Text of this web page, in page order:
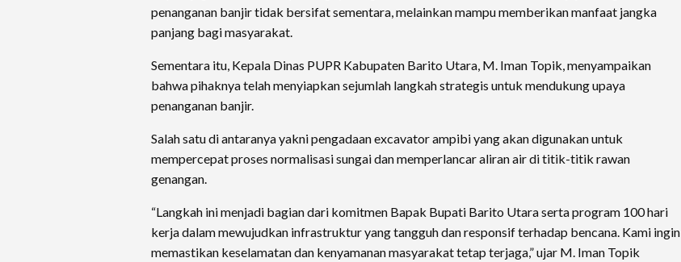
penanganan banjir tidak bersifat sementara, melainkan mampu memberikan manfaat jangka
panjang bagi masyarakat.
Sementara itu, Kepala Dinas PUPR Kabupaten Barito Utara, M. Iman Topik, menyampaikan
bahwa pihaknya telah menyiapkan sejumlah langkah strategis untuk mendukung upaya
penanganan banjir.
Salah satu di antaranya yakni pengadaan excavator ampibi yang akan digunakan untuk
mempercepat proses normalisasi sungai dan memperlancar aliran air di titik-titik rawan
genangan.
“Langkah ini menjadi bagian dari komitmen Bapak Bupati Barito Utara serta program 100 hari
kerja dalam mewujudkan infrastruktur yang tangguh dan responsif terhadap bencana. Kami ingin
memastikan keselamatan dan kenyamanan masyarakat tetap terjaga,” ujar M. Iman Topik